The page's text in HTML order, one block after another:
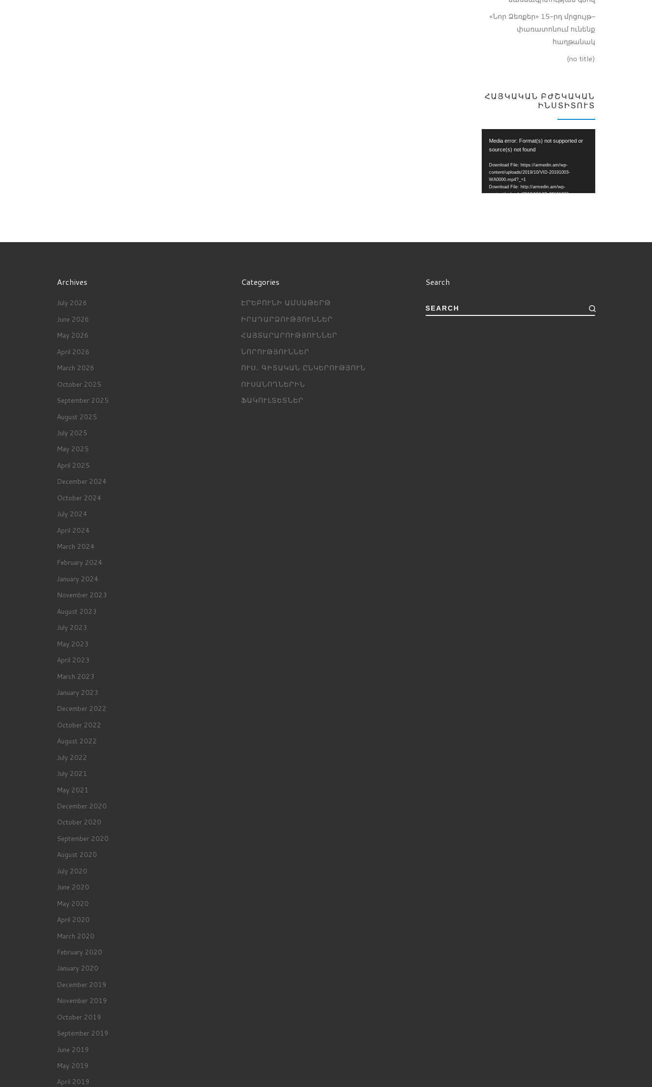
«Նոր Ձեռքեր» 15-րդ մրցույթ-
փառատոնում ունենք
հաղթանակ
(no title)
ՀԱՅԿԱԿԱՆ ԲԺՇԿԱԿԱՆ
ԻՆՍՏԻՏՈՒՏ
Media error: Format(s) not supported or
source(s) not found
Download File: https://armedin.am/wp-
content/uploads/2019/10/VID-20191003-
WA0000.mp4?_=1
Download File: http://armedin.am/wp-
content/uploads/2019/10/VID-20191003-
Archives
July 2026
June 2026
May 2026
April 2026
March 2026
October 2025
September 2025
August 2025
July 2025
May 2025
April 2025
December 2024
October 2024
July 2024
April 2024
March 2024
February 2024
January 2024
November 2023
August 2023
July 2023
May 2023
April 2023
March 2023
January 2023
December 2022
October 2022
August 2022
July 2022
July 2021
May 2021
December 2020
October 2020
September 2020
August 2020
July 2020
June 2020
May 2020
April 2020
March 2020
February 2020
January 2020
December 2019
November 2019
October 2019
September 2019
June 2019
May 2019
April 2019
Categories
ԷՐԵԲՈՒՆԻ ԱՄՍԱԹԵՐԹ
ԻՐԱԴԱՐՁՈՒԹՅՈՒՆՆԵՐ
ՀԱՅՏԱՐԱՐՈՒԹՅՈՒՆՆԵՐ
ՆՈՐՈՒԹՅՈՒՆՆԵՐ
ՈՒՍ․ ԳԻՏԱԿԱՆ ԸՆԿԵՐՈՒԹՅՈՒՆ
ՈՒՍԱՆՈՂՆԵՐԻՆ
ՖԱԿՈՒԼՏԵՏՆԵՐ
Search
SEARCH